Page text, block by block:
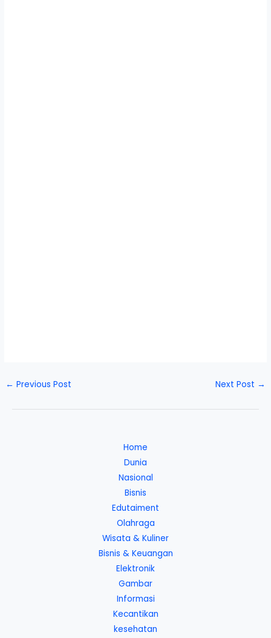
← Previous Post Next Post →
Home
Dunia
Nasional
Bisnis
Edutaiment
Olahraga
Wisata & Kuliner
Bisnis & Keuangan
Elektronik
Gambar
Informasi
Kecantikan
kesehatan